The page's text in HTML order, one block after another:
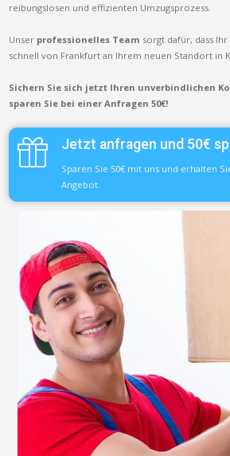
reibungslosen und effizienten Umzugsprozess.
Unser professionelles Team sorgt dafür, dass
schnell von Frankfurt an Ihrem neuen Standort in
Sichern Sie sich jetzt Ihren unverbindlichen
sparen Sie bei einer Anfragen 50€!
Jetzt anfragen und 50€
Sparen Sie 50€ mit uns und erhalten
Angebot.